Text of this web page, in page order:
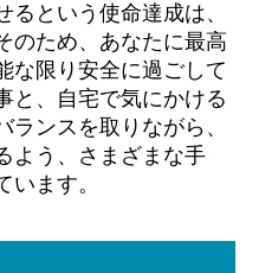
という使命達成は、
のため、あなたに最高
な限り安全に過ごして
と、自宅で気にかける
ンスを取りながら、
よう、さまざまな手
ます。